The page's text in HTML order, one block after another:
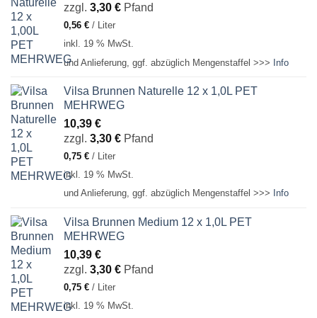
zzgl. 3,30 € Pfand
0,56 € / Liter
inkl. 19 % MwSt.
und Anlieferung, ggf. abzüglich Mengenstaffel >>> Info
Vilsa Brunnen Naturelle 12 x 1,0L PET
MEHRWEG
10,39 €
zzgl. 3,30 € Pfand
0,75 € /
Liter
inkl. 19 % MwSt.
und Anlieferung, ggf. abzüglich Mengenstaffel >>> Info
Vilsa Brunnen Medium 12 x 1,0L PET
MEHRWEG
10,39 €
zzgl. 3,30 € Pfand
0,75 € / Liter
inkl. 19 % MwSt.